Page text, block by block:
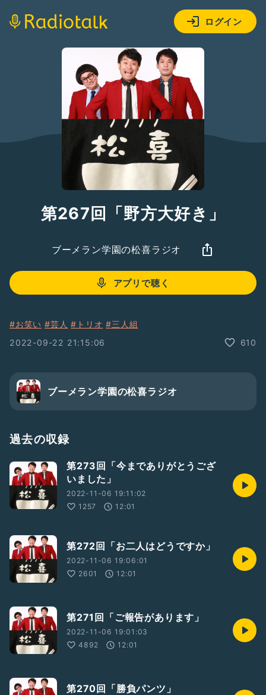
ログイン
第267回「野方大好き」
ブーメラン学園の松喜ラジオ
アプリで聴く
#お笑い #芸人 #トリオ #三人組
2022-09-22 21:15:06
610
ブーメラン学園の松喜ラジオ
過去の収録
第273回「今までありがとうござ
いました」
2022-11-06 19:11:02
1257
12:01
第272回「お二人はどうですか」
2022-11-06 19:06:01
2601
12:01
第271回「ご報告があります」
2022-11-06 19:01:03
4892
12:01
第270回「勝負パンツ」